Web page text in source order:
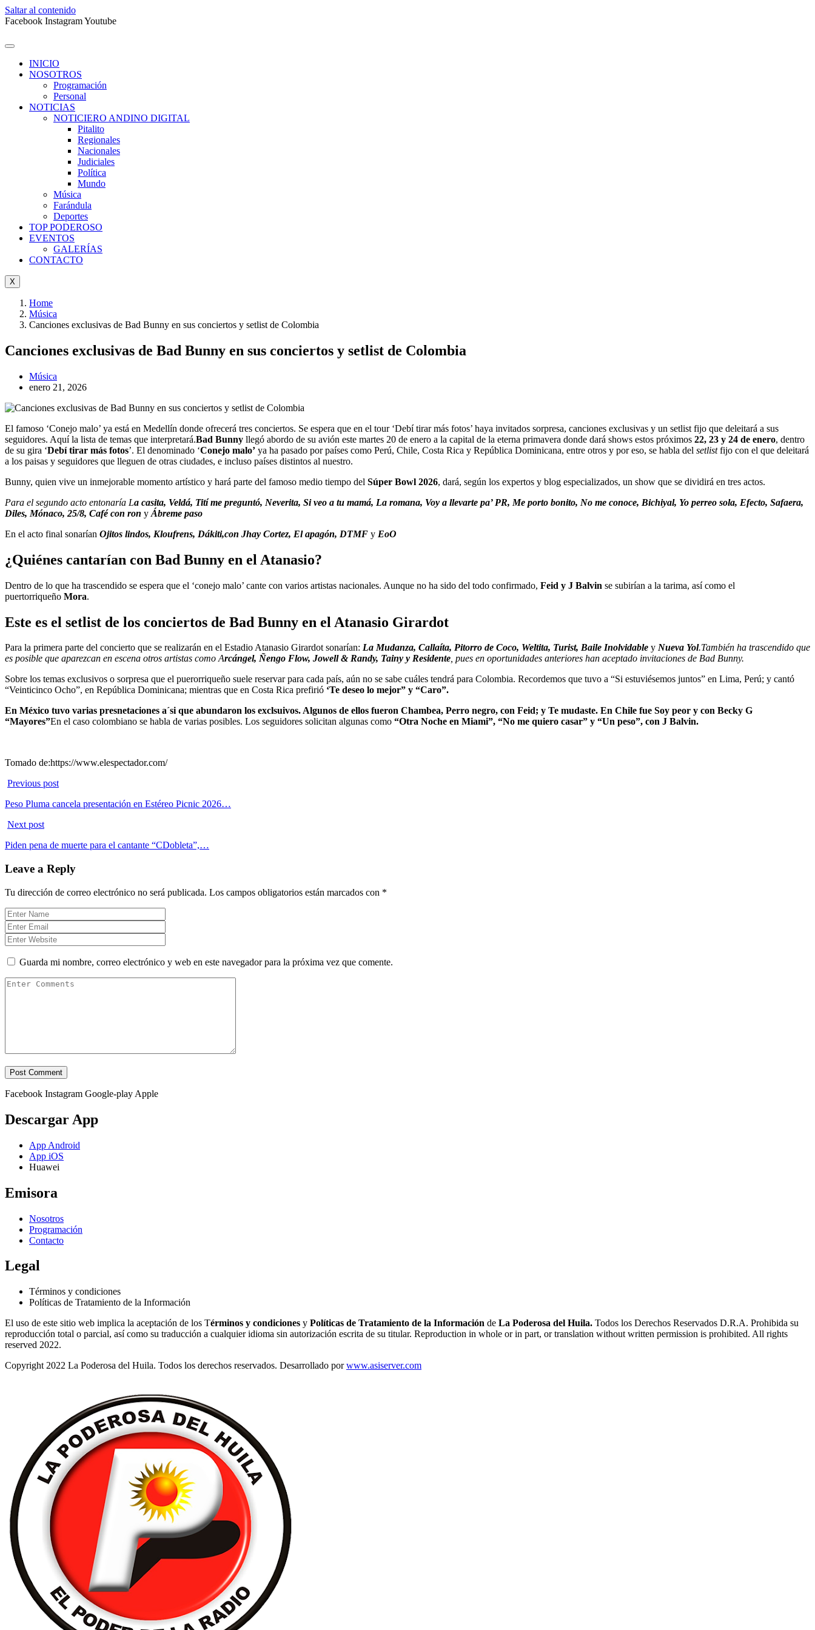
Saltar al contenido
Facebook InstagramYoutube
INICIO
NOSOTROS
Programación
Personal
NOTICIAS
NOTICIERO ANDINO DIGITAL
Pitalito
Regionales
Nacionales
Judiciales
Política
Mundo
Música
Farándula
Deportes
TOP PODEROSO
EVENTOS
GALERÍAS
CONTACTO
X
Home
Música
Canciones exclusivas de Bad Bunny en sus conciertos y setlist de Colombia
Canciones exclusivas de Bad Bunny en sus conciertos y setlist de Colombia
Música
enero 21, 2026
El famoso ‘Conejo malo’ ya está en Medellín donde ofrecerá tres conciertos. Se espera que en el tour ‘Debí tirar más fotos’ haya invitados sorpresa, canciones exclusivas y un setlist fijo que deleitará a sus
seguidores. Aquí la lista de temas que interpretará.Bad Bunny llegó abordo de su avión este martes 20 de enero a la capital de la eterna primavera donde dará shows estos próximos 22, 23 y 24 de enero, dentro
de su gira ‘Debí tirar más fotos’. El denominado ‘Conejo malo’ ya ha pasado por países como Perú, Chile, Costa Rica y República Dominicana, entre otros y por eso, se habla del setlistfijo con el que deleitará
a los paisas y seguidores que lleguen de otras ciudades, e incluso países distintos al nuestro.
Bunny, quien vive un inmejorable momento artístico y hará parte del famoso medio tiempo del Súper Bowl 2026, dará, según los expertos y blog especializados, un show que se dividirá en tres actos.
Para el segundo acto entonaría La casita, Veldá, Tití me preguntó, Neverita, Si veo a tu mamá, La romana, Voy a llevarte pa’ PR, Me porto bonito, No me conoce, Bichiyal, Yo perreo sola, Efecto, Safaera,
Diles, Mónaco, 25/8, Café con ron y Ábreme paso
En el acto final sonarían Ojitos lindos, Kloufrens, Dákiti,con Jhay Cortez, El apagón, DTMF y EoO
¿Quiénes cantarían con Bad Bunny en el Atanasio?
Dentro de lo que ha trascendido se espera que el ‘conejo malo’ cante con varios artistas nacionales. Aunque no ha sido del todo confirmado, Feid y J Balvin se subirían a la tarima, así como el
puertorriqueño Mora.
Este es el setlist de los conciertos de Bad Bunny en el Atanasio Girardot
Para la primera parte del concierto que se realizarán en el Estadio Atanasio Girardot sonarían: La Mudanza, Callaíta, Pitorro de Coco, Weltita, Turist, Baile Inolvidable y Nueva Yol.También ha trascendido que
es posible que aparezcan en escena otros artistas como Arcángel, Ñengo Flow, Jowell & Randy, Tainy y Residente, pues en oportunidades anteriores han aceptado invitaciones de Bad Bunny.
Sobre los temas exclusivos o sorpresa que el puerorriqueño suele reservar para cada país, aún no se sabe cuáles tendrá para Colombia. Recordemos que tuvo a “Si estuviésemos juntos” en Lima, Perú; y cantó
“Veinticinco Ocho”, en República Dominicana; mientras que en Costa Rica prefirió ‘Te deseo lo mejor” y “Caro”.
En México tuvo varias presnetaciones a´si que abundaron los exclsuivos. Algunos de ellos fueron Chambea, Perro negro, con Feid; y Te mudaste. En Chile fue Soy peor y con Becky G
“Mayores”En el caso colombiano se habla de varias posibles. Los seguidores solicitan algunas como “Otra Noche en Miami”, “No me quiero casar” y “Un peso”, con J Balvin.
Tomado de:https://www.elespectador.com/
Previous post
Peso Pluma cancela presentación en Estéreo Picnic 2026…
Next post
Piden pena de muerte para el cantante “CDobleta”,…
Leave a Reply
Tu dirección de correo electrónico no será publicada. Los campos obligatorios están marcados con *
Guarda mi nombre, correo electrónico y web en este navegador para la próxima vez que comente.
Facebook Instagram Google-play Apple
Descargar App
App Android
App iOS
Huawei
Emisora
Nosotros
Programación
Contacto
Legal
Términos y condiciones
Políticas de Tratamiento de la Información
El uso de este sitio web implica la aceptación de los Términos y condiciones y Políticas de Tratamiento de la Información de La Poderosa del Huila. Todos los Derechos Reservados D.R.A. Prohibida su
reproducción total o parcial, así como su traducción a cualquier idioma sin autorización escrita de su titular. Reproduction in whole or in part, or translation without written permission is prohibited. All rights
reserved 2022.
Copyright 2022 La Poderosa del Huila. Todos los derechos reservados. Desarrollado porwww.asiserver.com